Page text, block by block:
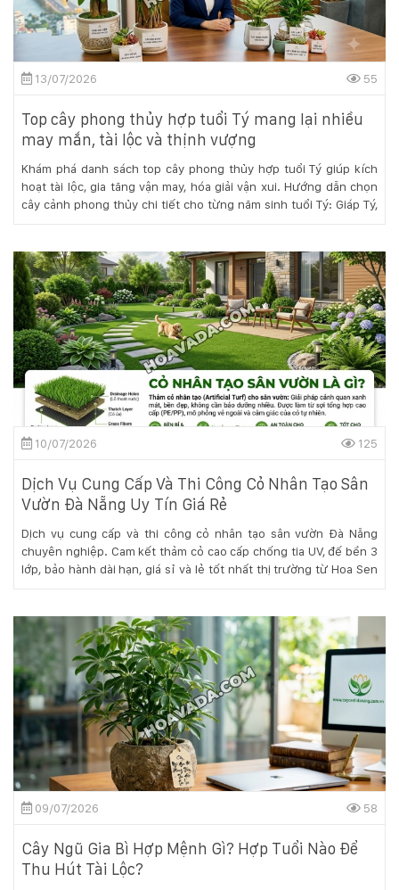
13/07/2026 55
Top cây phong thủy hợp tuổi Tý mang lại nhiều
may mắn, tài lộc và thịnh vượng
Khám phá danh sách top cây phong thủy hợp tuổi Tý giúp kích
hoạt tài lộc, gia tăng vận may, hóa giải vận xui. Hướng dẫn chọn
cây cảnh phong thủy chi tiết cho từng năm sinh tuổi Tý: Giáp Tý,
10/07/2026 125
Dịch Vụ Cung Cấp Và Thi Công Cỏ Nhân Tạo Sân
Vườn Đà Nẵng Uy Tín Giá Rẻ
Dịch vụ cung cấp và thi công cỏ nhân tạo sân vườn Đà Nẵng
chuyên nghiệp. Cam kết thảm cỏ cao cấp chống tia UV, đế bền 3
lớp, bảo hành dài hạn, giá sỉ và lẻ tốt nhất thị trường từ Hoa Sen
09/07/2026 58
Cây Ngũ Gia Bì Hợp Mệnh Gì? Hợp Tuổi Nào Để
Thu Hút Tài Lộc?